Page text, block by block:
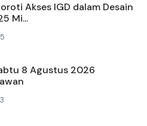
Akses IGD dalam Desain
Mi...
5
8 Agustus 2026
3